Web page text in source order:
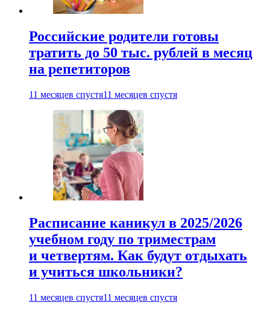
Российские родители готовы
тратить до 50 тыс. рублей в месяц
на репетиторов
11 месяцев спустя11 месяцев спустя
Расписание каникул в 2025/2026
учебном году по триместрам
и четвертям. Как будут отдыхать
и учиться школьники?
11 месяцев спустя11 месяцев спустя